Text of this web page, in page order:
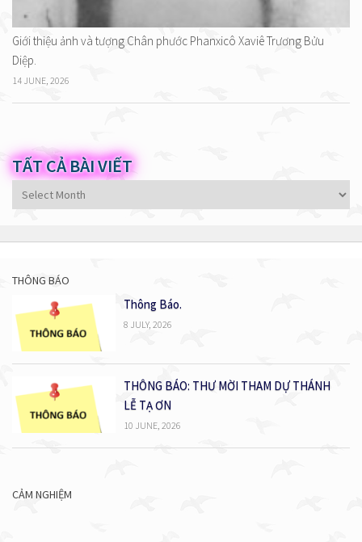
Giới thiệu ảnh và tượng Chân phước Phanxicô Xaviê Trương Bửu
Diệp.
14 JUNE, 2026
TẤT CẢ BÀI VIẾT
Tất
cả
viết
THÔNG BÁO
Thông Báo.
8 JULY, 2026
THÔNG BÁO: THƯ MỜI THAM DỰ THÁNH
LỄ TẠ ƠN
10 JUNE, 2026
CẢM NGHIỆM